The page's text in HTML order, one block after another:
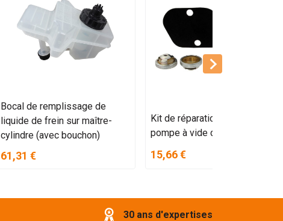
Bocal de remplissage de
liquide de frein sur maître-
cylindre (avec bouchon)
61,31 €
Kit de réparation latéral de
pompe à vide de frein
15,66 €
30 ans d'expertises